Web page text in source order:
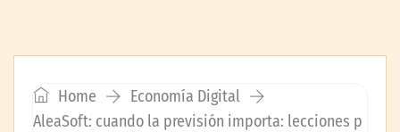
Home
Economía Digital
AleaSoft: cuando la previsión importa: lecciones p